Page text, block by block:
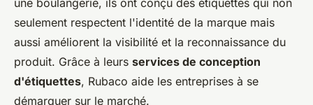
seulement respectent l'identité de la marque mais
aussi améliorent la visibilité et la reconnaissance du
produit. Grâce à leurs services de conception
d'étiquettes, Rubaco aide les entreprises à se
démarquer sur le marché.